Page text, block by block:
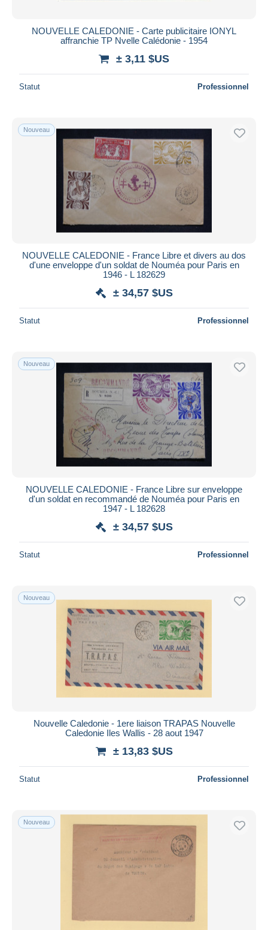
NOUVELLE CALEDONIE - Carte publicitaire IONYL
affranchie TP Nvelle Calédonie - 1954
± 3,11 $US
Statut Professionnel
Nouveau
NOUVELLE CALEDONIE - France Libre et divers au dos
d'une enveloppe d'un soldat de Nouméa pour Paris en
1946 - L 182629
± 34,57 $US
Statut Professionnel
Nouveau
NOUVELLE CALEDONIE - France Libre sur enveloppe
d'un soldat en recommandé de Nouméa pour Paris en
1947 - L 182628
± 34,57 $US
Statut Professionnel
Nouveau
Nouvelle Caledonie - 1ere liaison TRAPAS Nouvelle
Caledonie Iles Wallis - 28 aout 1947
± 13,83 $US
Statut Professionnel
Nouveau